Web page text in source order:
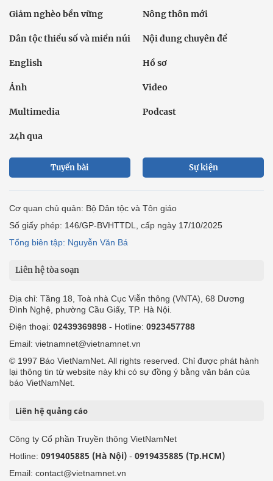
Giảm nghèo bền vững Nông thôn mới
Dân tộc thiểu số và miền núi Nội dung chuyên đề
English Hồ sơ
Ảnh Video
Multimedia Podcast
24h qua
Tuyến bài Sự kiện
Cơ quan chủ quản: Bộ Dân tộc và Tôn giáo
Số giấy phép: 146/GP-BVHTTDL, cấp ngày 17/10/2025
Tổng biên tập: Nguyễn Văn Bá
Liên hệ tòa soạn
Địa chỉ: Tầng 18, Toà nhà Cục Viễn thông (VNTA), 68 Dương
Đình Nghệ, phường Cầu Giấy, TP. Hà Nội.
Điện thoại: 02439369898 - Hotline: 0923457788
Email: vietnamnet@vietnamnet.vn
© 1997 Báo VietNamNet. All rights reserved. Chỉ được phát hành
lại thông tin từ website này khi có sự đồng ý bằng văn bản của
báo VietNamNet.
Liên hệ quảng cáo
Công ty Cổ phần Truyền thông VietNamNet
Hotline: 0919405885 (Hà Nội) - 0919435885 (Tp.HCM)
Email: contact@vietnamnet.vn